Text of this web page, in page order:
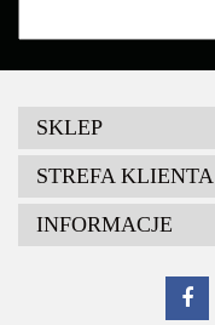
SKLEP
STREFA KLIENTA
INFORMACJE